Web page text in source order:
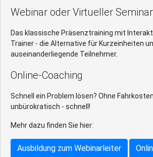
Webinar oder Virtueller
Das klassische Präsenztraining mit
Trainer - die Alternative für Kurzeinheiten
auseinanderliegende Teilnehmer.
Online-Coaching
Schnell ein Problem lösen? Ohne
unbürokratisch - schnell!
Mehr dazu finden Sie hier:
Ausbildung zum Webinarleiter